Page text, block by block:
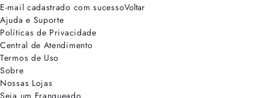
E-mail cadastrado com sucessoVoltar
Ajuda e Suporte
Políticas de Privacidade
Central de Atendimento
Termos de Uso
Sobre
Nossas Lojas
Seja um Franqueado